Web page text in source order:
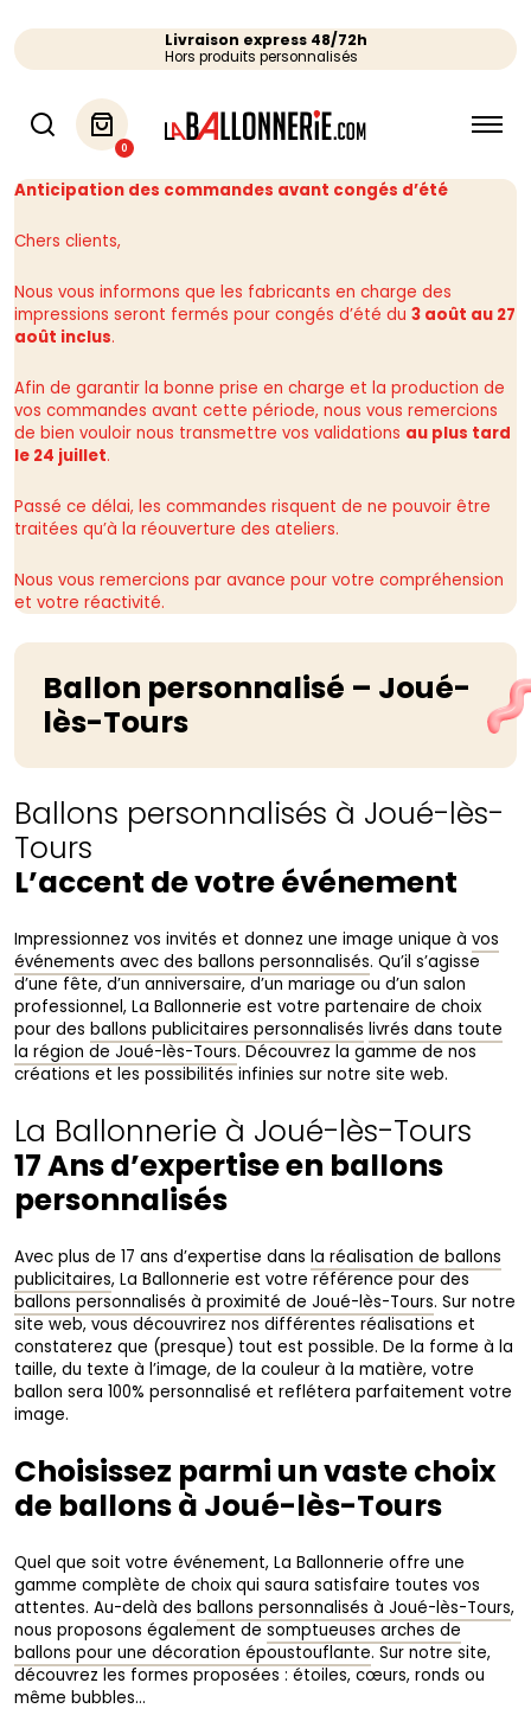
Livraison express 48/72h
Hors produits personnalisés
0
Anticipation des commandes avant congés d’été
Chers clients,
Nous vous informons que les fabricants en charge des
impressions seront fermés pour congés d’été du 3 août au 27
août inclus.
Afin de garantir la bonne prise en charge et la production de
vos commandes avant cette période, nous vous remercions
de bien vouloir nous transmettre vos validations au plus tard
le 24 juillet.
Passé ce délai, les commandes risquent de ne pouvoir être
traitées qu’à la réouverture des ateliers.
Nous vous remercions par avance pour votre compréhension
et votre réactivité.
Ballon personnalisé – Joué-
lès-Tours
Ballons personnalisés à Joué-lès-
Tours
L’accent de votre événement
Impressionnez vos invités et donnez une image unique à vos
événements avec des ballons personnalisés. Qu’il s’agisse
d’une fête, d’un anniversaire, d’un mariage ou d’un salon
professionnel, La Ballonnerie est votre partenaire de choix
pour des ballons publicitaires personnalisés livrés dans toute
la région de Joué-lès-Tours. Découvrez la gamme de nos
créations et les possibilités infinies sur notre site web.
La Ballonnerie à Joué-lès-Tours
17 Ans d’expertise en ballons
personnalisés
Avec plus de 17 ans d’expertise dans la réalisation de ballons
publicitaires, La Ballonnerie est votre référence pour des
ballons personnalisés à proximité de Joué-lès-Tours. Sur notre
site web, vous découvrirez nos différentes réalisations et
constaterez que (presque) tout est possible. De la forme à la
taille, du texte à l’image, de la couleur à la matière, votre
ballon sera 100% personnalisé et reflétera parfaitement votre
image.
Choisissez parmi un vaste choix
de ballons à Joué-lès-Tours
Quel que soit votre événement, La Ballonnerie offre une
gamme complète de choix qui saura satisfaire toutes vos
attentes. Au-delà des ballons personnalisés à Joué-lès-Tours,
nous proposons également de somptueuses arches de
ballons pour une décoration époustouflante. Sur notre site,
découvrez les formes proposées : étoiles, cœurs, ronds ou
même bubbles…